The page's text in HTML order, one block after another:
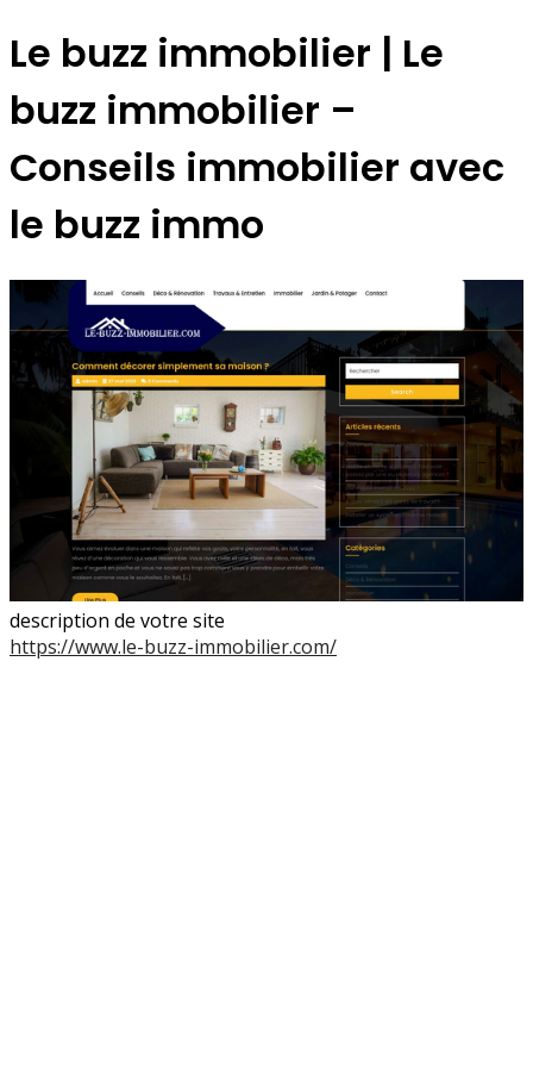
Le buzz immobilier | Le
buzz immobilier –
Conseils immobilier avec
le buzz immo
description de votre site
https://www.le-buzz-immobilier.com/